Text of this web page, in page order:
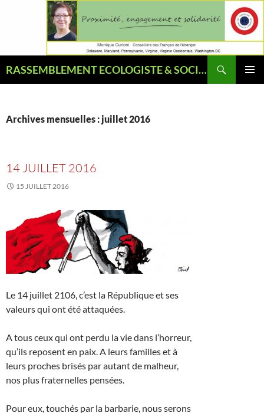
RASSEMBLEMENT ECOLOGISTE & SOCIAL
Archives mensuelles : juillet 2016
14 JUILLET 2016
15 JUILLET 2016
Le 14 juillet 2106, c’est la République et ses
valeurs qui ont été attaquées.
A tous ceux qui ont perdu la vie dans l’horreur,
qu’ils reposent en paix. A leurs familles et à
leurs proches brisés par autant de malheur,
nos plus fraternelles pensées.
Pour eux, touchés par la barbarie, nous serons